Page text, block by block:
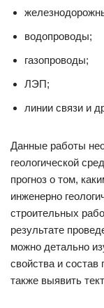
водопроводы;
газопроводы;
ЛЭП;
линии связи и
Данные работы
геологической
прогноз о том,
инженерно
строительных
результате
можно детально
свойства и состав
также выявить